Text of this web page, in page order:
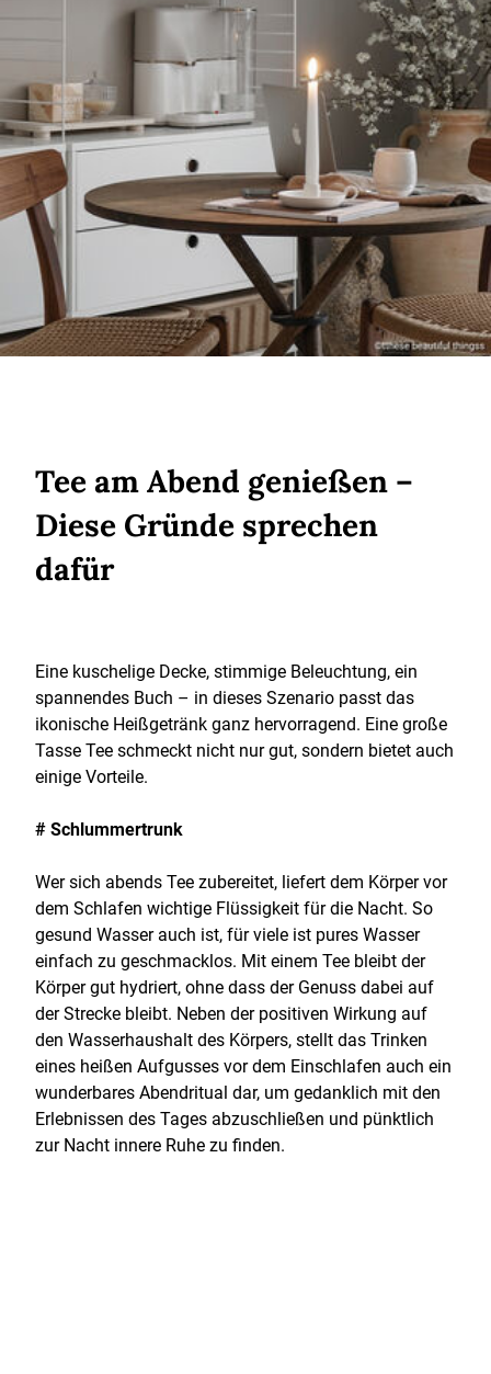
Tee am Abend genießen –
Diese Gründe sprechen
dafür
Eine kuschelige Decke, stimmige Beleuchtung, ein
spannendes Buch – in dieses Szenario passt das
ikonische Heißgetränk ganz hervorragend. Eine große
Tasse Tee schmeckt nicht nur gut, sondern bietet auch
einige Vorteile.
# Schlummertrunk
Wer sich abends Tee zubereitet, liefert dem Körper vor
dem Schlafen wichtige Flüssigkeit für die Nacht. So
gesund Wasser auch ist, für viele ist pures Wasser
einfach zu geschmacklos. Mit einem Tee bleibt der
Körper gut hydriert, ohne dass der Genuss dabei auf
der Strecke bleibt. Neben der positiven Wirkung auf
den Wasserhaushalt des Körpers, stellt das Trinken
eines heißen Aufgusses vor dem Einschlafen auch ein
wunderbares Abendritual dar, um gedanklich mit den
Erlebnissen des Tages abzuschließen und pünktlich
zur Nacht innere Ruhe zu finden.